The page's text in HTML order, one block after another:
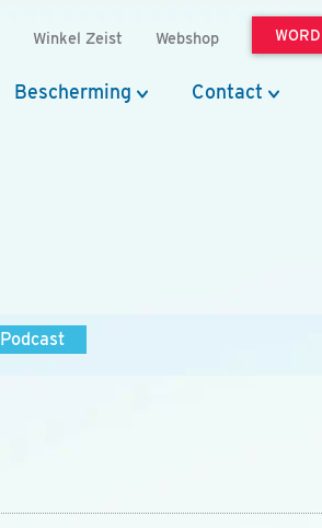
Winkel Zeist Webshop
Bescherming Contact
Podcast